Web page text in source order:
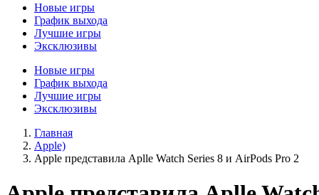
Новые игры
График выхода
Лучшие игры
Эксклюзивы
Новые игры
График выхода
Лучшие игры
Эксклюзивы
Главная
Apple)
Apple представила Aplle Watch Series 8 и AirPods Pro 2